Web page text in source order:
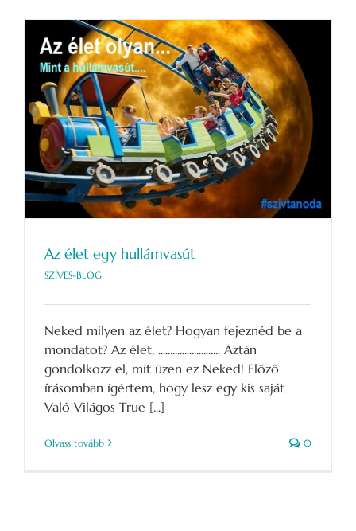
Az élet egy hullámvasút
SZÍVES-BLOG
Neked milyen az élet? Hogyan fejeznéd be a
mondatot? Az élet, .......................... Aztán
gondolkozz el, mit üzen ez Neked! Előző
írásomban ígértem, hogy lesz egy kis saját
Való Világos True [...]
Olvass tovább 0